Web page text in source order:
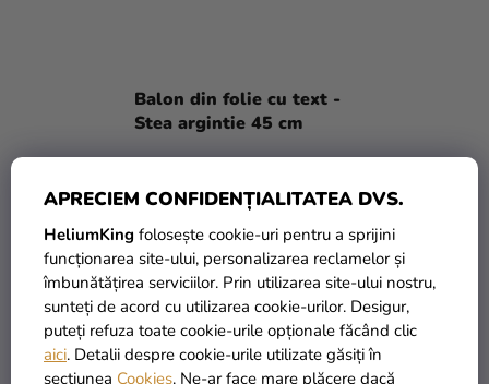
APRECIEM CONFIDENȚIALITATEA DVS.
HeliumKing folosește cookie-uri pentru a sprijini
funcționarea site-ului, personalizarea reclamelor și
îmbunătățirea serviciilor. Prin utilizarea site-ului nostru,
sunteți de acord cu utilizarea cookie-urilor. Desigur,
puteți refuza toate cookie-urile opționale făcând clic
aici. Detalii despre cookie-urile utilizate găsiți în
secțiunea Cookies. Ne-ar face mare plăcere dacă
Balon din folie cu text -
Stea argintie 45 cm
ADAUGĂ ÎN COŞ